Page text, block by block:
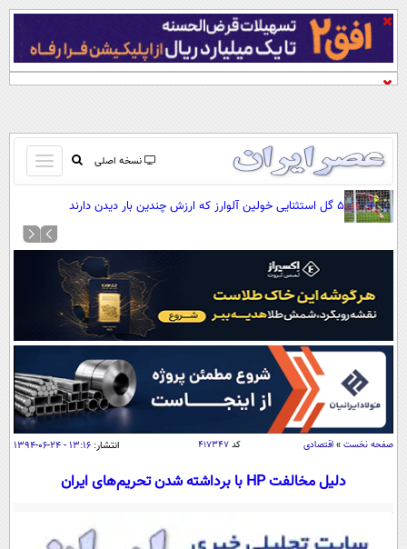
نسخه اصلی
باز
و
کردن
صفحه اول
آرشیو
نظرسنجی
آب و هوا
اوقات شرعی
سواد زندگی
اقتصاد
اقتصادی
جامعه
حوادث
بین الملل
۵ گل استثنایی خولین آلوارز که ارزش چندین بار دیدن دارند
صفحه نخست » اقتصادی کد ۴۱۷۳۴۷ انتشار: ۱۳:۱۶ - ۲۴-۰۶-۱۳۹۴
دلیل مخالفت HP با برداشته شدن تحریم‌های ایران